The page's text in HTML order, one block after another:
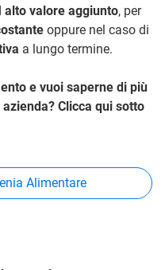
alto valore aggiunto, per
oppure nel caso di
a lungo termine.
e vuoi saperne di più
Clicca qui sotto
Alimentare